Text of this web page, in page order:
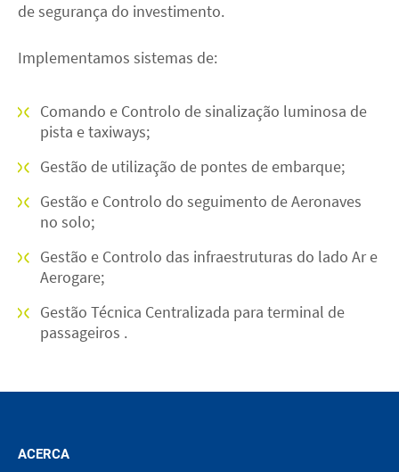
de segurança do investimento.
Implementamos sistemas de:
Comando e Controlo de sinalização luminosa de
pista e taxiways;
Gestão de utilização de pontes de embarque;
Gestão e Controlo do seguimento de Aeronaves
no solo;
Gestão e Controlo das infraestruturas do lado Ar e
Aerogare;
Gestão Técnica Centralizada para terminal de
passageiros .
ACERCA